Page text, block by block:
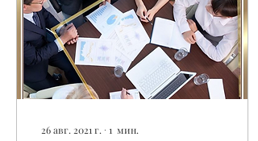
26 авг. 2021 г. ∙ 1 мин.